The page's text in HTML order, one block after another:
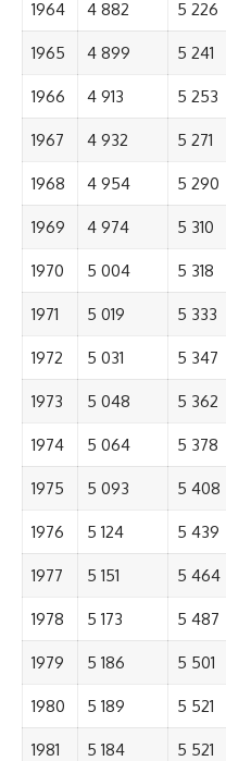
1964 4 882 5 226
1965 4 899 5 241
1966 4 913 5 253
1967 4 932 5 271
1968 4 954 5 290
1969 4 974 5 310
1970 5 004 5 318
1971 5 019 5 333
1972 5 031 5 347
1973 5 048 5 362
1974 5 064 5 378
1975 5 093 5 408
1976 5 124 5 439
1977 5 151 5 464
1978 5 173 5 487
1979 5 186 5 501
1980 5 189 5 521
1981 5 184 5 521